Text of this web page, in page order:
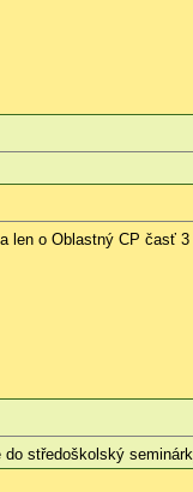
o Oblastný CP časť
do středoškolský